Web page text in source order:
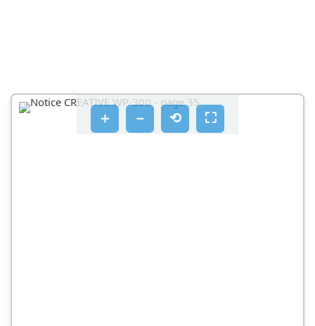
＋ － ⟲ ⛶